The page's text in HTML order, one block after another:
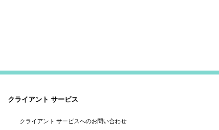
クライアント サービス
クライアント サービスへのお問い合わせ